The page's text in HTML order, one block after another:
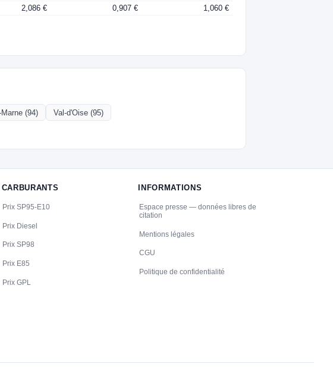
2,086 € 0,907 € 1,060 €
(94) Val-d'Oise (95)
CARBURANTS
Prix SP95-E10
Prix Diesel
Prix SP98
Prix E85
Prix GPL
INFORMATIONS
Espace presse — données libres de
citation
Mentions légales
CGU
Politique de confidentialité